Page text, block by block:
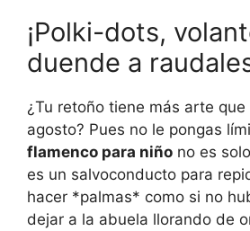
¡Polki-dots,
duende a
¿Tu retoño tiene más arte
agosto? Pues no le pongas
flamenco para niño no es
es un salvoconducto para
hacer *palmas* como si no
dejar a la abuela llorando de